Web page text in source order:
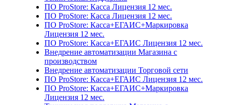
ПО ProStore: Касса Лицензия 12 мес.
ПО ProStore: Касса Лицензия 12 мес.
ПО ProStore: Касса+ЕГАИС+Маркировка
Лицензия 12 мес.
ПО ProStore: Касса+ЕГАИС Лицензия 12 мес.
Внедрение автоматизации Магазина с
производством
Внедрение автоматизации Торговой сети
ПО ProStore: Касса+ЕГАИС Лицензия 12 мес.
ПО ProStore: Касса+ЕГАИС+Маркировка
Лицензия 12 мес.